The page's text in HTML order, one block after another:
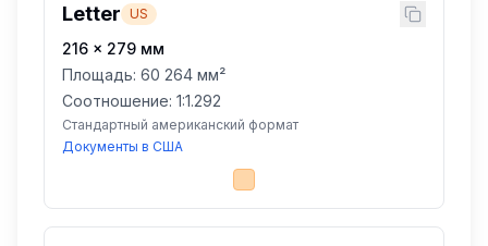
Letter US
216 × 279 мм
Площадь: 60 264 мм²
Соотношение: 1:1.292
Стандартный американский формат
Документы в США